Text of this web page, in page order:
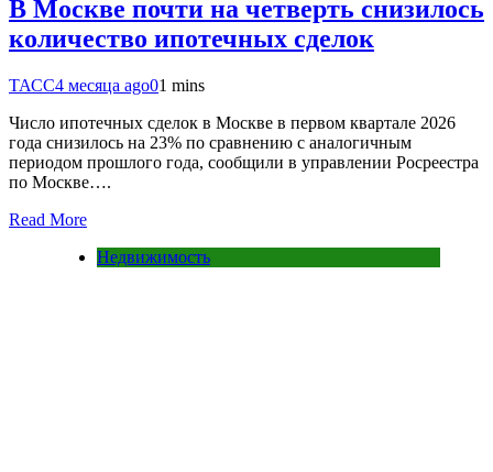
В Москве почти на четверть снизилось
количество ипотечных сделок
ТАСС4 месяца ago01 mins
Число ипотечных сделок в Москве в первом квартале 2026
года снизилось на 23% по сравнению с аналогичным
периодом прошлого года, сообщили в управлении Росреестра
по Москве….
Read More
Недвижимость